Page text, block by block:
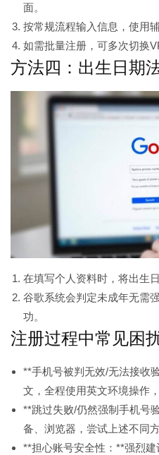
面。
按常规流程输入信息，使用
如需批量注册，可多次切换
方法四：出生日期
在填写个人资料时，将出生
谷歌系统会判定未成年无需
功。
注册过程中常见困
**手机号被判无效/无法接收
文，全程使用英文环境操作
**跳过失败/仍然强制手机号
备、浏览器，尝试上述不同方
**担心账号安全性：**强烈